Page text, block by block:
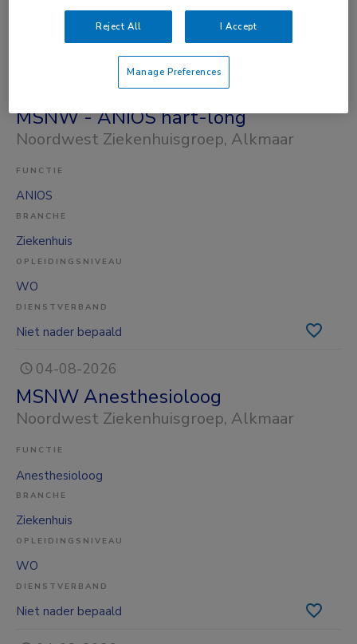
DIENSTVERBAND
Niet nader bepaald
MSNW - ANIOS hart-long
Noordwest Ziekenhuisgroep, Alkmaar
FUNCTIE
ANIOS
BRANCHE
Ziekenhuis
OPLEIDINGSNIVEAU
WO
DIENSTVERBAND
Niet nader bepaald
04-08-2026
MSNW Anesthesioloog
Noordwest Ziekenhuisgroep, Alkmaar
FUNCTIE
Anesthesioloog
BRANCHE
Ziekenhuis
OPLEIDINGSNIVEAU
WO
DIENSTVERBAND
Niet nader bepaald
Reject All I Accept
Manage Preferences